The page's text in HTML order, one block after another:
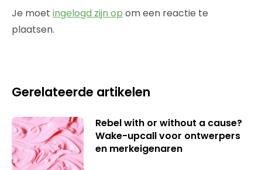
Je moet ingelogd zijn op om een reactie te
plaatsen.
Gerelateerde artikelen
Rebel with or without a cause?
Wake-upcall voor ontwerpers
en merkeigenaren